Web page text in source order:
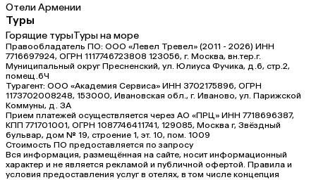
Отели Армении
Туры
Горящие турыТуры на море
Правообладатель ПО: ООО «Левел Тревел» (2011 - 2026) ИНН
7716697924, ОГРН 1117746723808 123056, г. Москва, вн.тер.г.
Муниципальный округ Пресненский, ул. Юлиуса Фучика, д.6, стр.2,
помещ.6Ч
Турагент: ООО «Академия Сервиса» ИНН 3702175896, ОГРН
1173702008248, 153000, Ивановская обл., г. Иваново, ул. Парижской
Коммуны, д. ЗА
Прием платежей осуществляется через АО «ПРЦ» ИНН 7718696387,
КПП 771701001, ОГРН 1087746411741, 129085, Москва г, Звёздный
бульвар, дом № 19, строение 1, эт. 10, пом. 1009
Стоимость ПО предоставляется по запросу
Вся информация, размещённая на сайте, носит информационный
характер и не является рекламой и публичной офертой. Правила и
условия предоставления услуг в отелях, в том числе концепция